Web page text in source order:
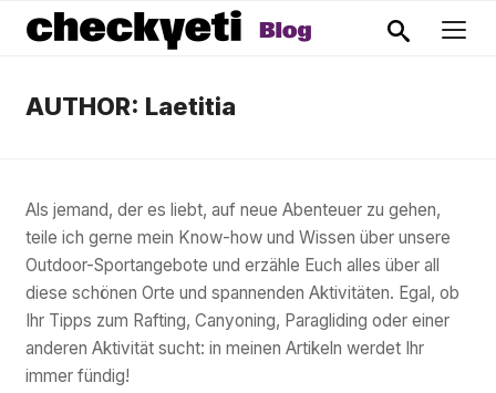
AUTHOR: Laetitia
Als jemand, der es liebt, auf neue Abenteuer zu gehen,
teile ich gerne mein Know-how und Wissen über unsere
Outdoor-Sportangebote und erzähle Euch alles über all
diese schönen Orte und spannenden Aktivitäten. Egal, ob
Ihr Tipps zum Rafting, Canyoning, Paragliding oder einer
anderen Aktivität sucht: in meinen Artikeln werdet Ihr
immer fündig!